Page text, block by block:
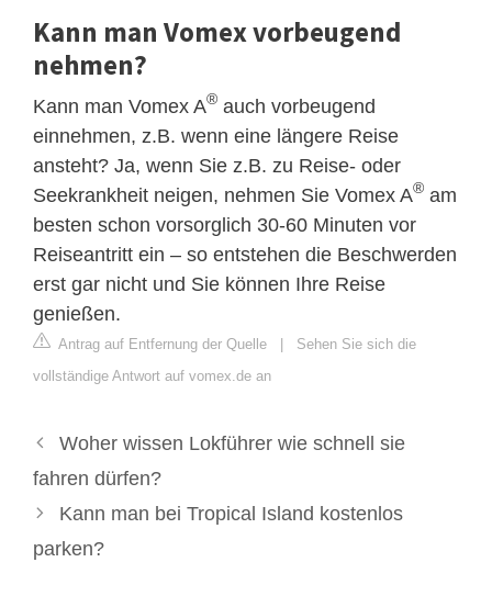
Kann man Vomex vorbeugend
nehmen?
Kann man Vomex A® auch vorbeugend
einnehmen, z.B. wenn eine längere Reise
ansteht? Ja, wenn Sie z.B. zu Reise- oder
Seekrankheit neigen, nehmen Sie Vomex A® am
besten schon vorsorglich 30-60 Minuten vor
Reiseantritt ein – so entstehen die Beschwerden
erst gar nicht und Sie können Ihre Reise
genießen.
Antrag auf Entfernung der Quelle | Sehen Sie sich die
vollständige Antwort auf vomex.de an
Woher wissen Lokführer wie schnell sie
fahren dürfen?
Kann man bei Tropical Island kostenlos
parken?